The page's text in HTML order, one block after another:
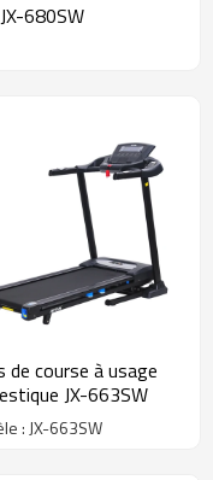
680SW
de course à usage
JX-663SW
: JX-663SW